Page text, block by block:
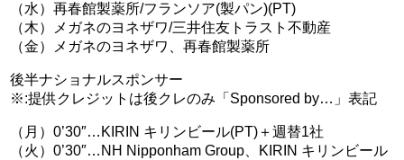
（水）再春館製薬所/フランソア(製パン)(PT)
（木）メガネのヨネザワ/三井住友トラスト不動産
（金）メガネのヨネザワ、再春館製薬所
後半ナショナルスポンサー
※:提供クレジットは後クレのみ「Sponsored by…」表記
（月）0’30″…KIRIN キリンビール(PT)＋週替1社
（火）0’30″…NH Nipponham Group、KIRIN キリンビール